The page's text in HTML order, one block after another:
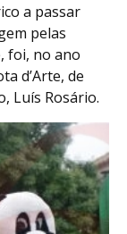
a passar
pelas
foi, no ano
d’Arte, de
Luís Rosário.